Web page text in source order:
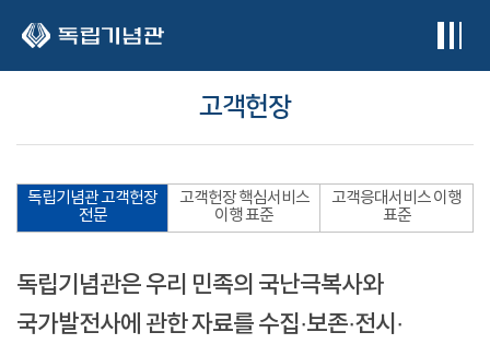
고객헌장
독립기념관 고객헌장
전문
고객헌장 핵심서비스
이행 표준
고객응대서비스 이행
표준
독립기념관은 우리 민족의 국난극복사와
국가발전사에 관한 자료를 수집·보존·전시·